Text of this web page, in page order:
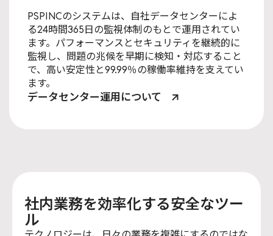
PSPINCのシステムは、自社データセンターによ
る24時間365日の監視体制のもとで運用されてい
ます。パフォーマンスとセキュリティを継続的に
監視し、問題の兆候を早期に検知・対応すること
で、高い安定性と99.99％の稼働率維持を支えてい
ます。
データセンター運用について
社内業務を効率化する安全なツー
ル